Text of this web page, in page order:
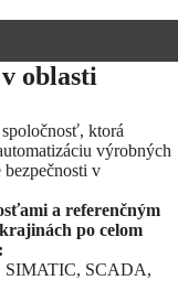
oblasti
ktorá
výrobných
v
a referenčným
po celom
SIMATIC, SCADA,